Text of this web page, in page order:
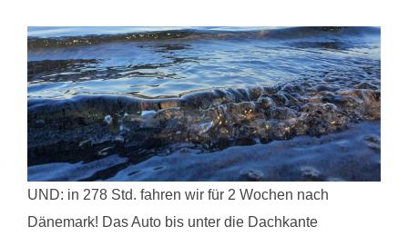
UND: in 278 Std. fahren wir für 2 Wochen nach
Dänemark! Das Auto bis unter die Dachkante